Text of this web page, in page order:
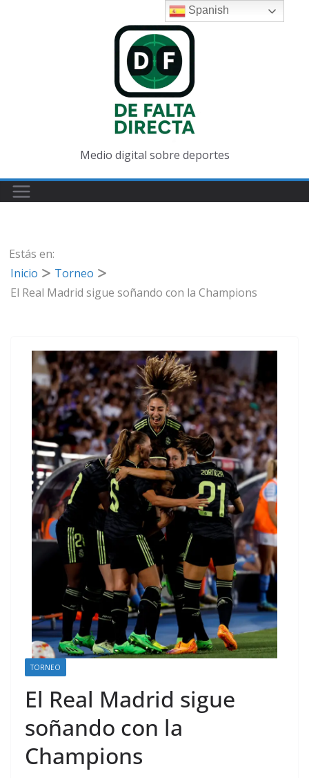
Medio digital sobre deportes
Estás en:
Inicio
Torneo
El Real Madrid sigue soñando con la Champions
TORNEO
El Real Madrid sigue
soñando con la
Champions
Spanish